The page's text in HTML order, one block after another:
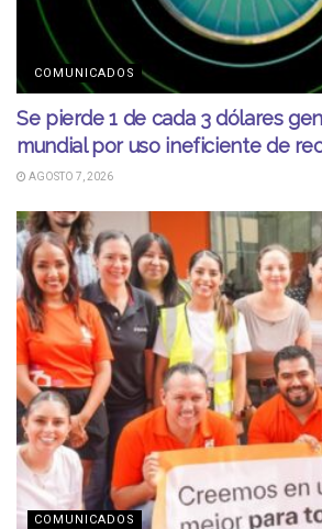
COMUNICADOS
Se pierde 1 de cada 3 dólares
mundial por uso ineficiente de
AGOSTO 7, 2026
COMUNICADOS